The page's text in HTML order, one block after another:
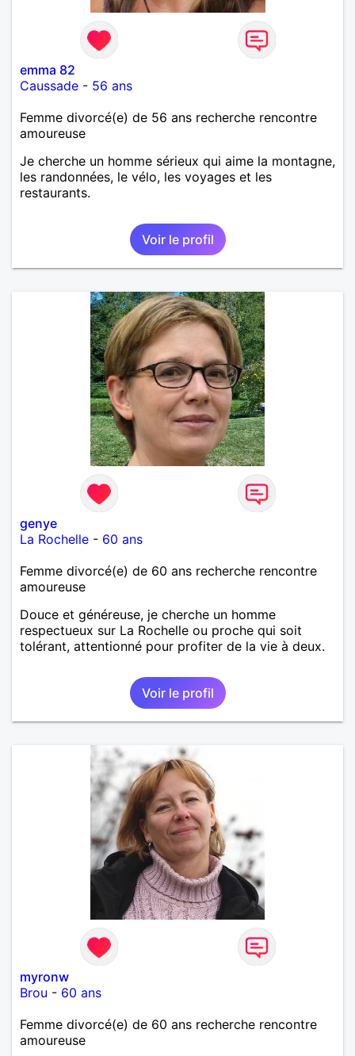
emma 82
Caussade - 56 ans
Femme divorcé(e) de 56 ans recherche rencontre
amoureuse
Je cherche un homme sérieux qui aime la montagne,
les randonnées, le vélo, les voyages et les
restaurants.
Voir le profil
genye
La Rochelle - 60 ans
Femme divorcé(e) de 60 ans recherche rencontre
amoureuse
Douce et généreuse, je cherche un homme
respectueux sur La Rochelle ou proche qui soit
tolérant, attentionné pour profiter de la vie à deux.
Voir le profil
myronw
Brou - 60 ans
Femme divorcé(e) de 60 ans recherche rencontre
amoureuse